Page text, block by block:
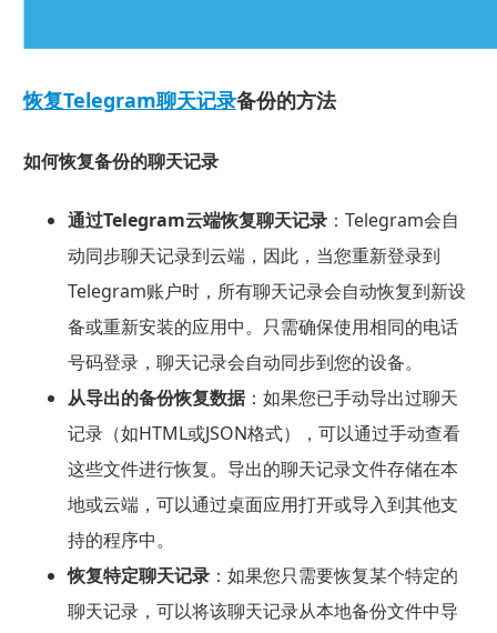
恢复Telegram聊天记录备份的方法
如何恢复备份的聊天记录
通过Telegram云端恢复聊天记录：Telegram会自
动同步聊天记录到云端，因此，当您重新登录到
Telegram账户时，所有聊天记录会自动恢复到新设
备或重新安装的应用中。只需确保使用相同的电话
号码登录，聊天记录会自动同步到您的设备。
从导出的备份恢复数据：如果您已手动导出过聊天
记录（如HTML或JSON格式），可以通过手动查看
这些文件进行恢复。导出的聊天记录文件存储在本
地或云端，可以通过桌面应用打开或导入到其他支
持的程序中。
恢复特定聊天记录：如果您只需要恢复某个特定的
聊天记录，可以将该聊天记录从本地备份文件中导